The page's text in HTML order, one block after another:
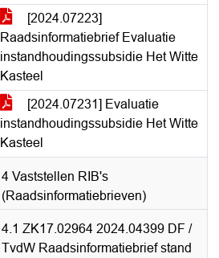
[2024.07223]
Raadsinformatiebrief Evaluatie
instandhoudingssubsidie Het Witte
Kasteel
[2024.07231] Evaluatie
instandhoudingssubsidie Het Witte
Kasteel
4 Vaststellen RIB's
(Raadsinformatiebrieven)
4.1 ZK17.02964 2024.04399 DF /
TvdW Raadsinformatiebrief stand